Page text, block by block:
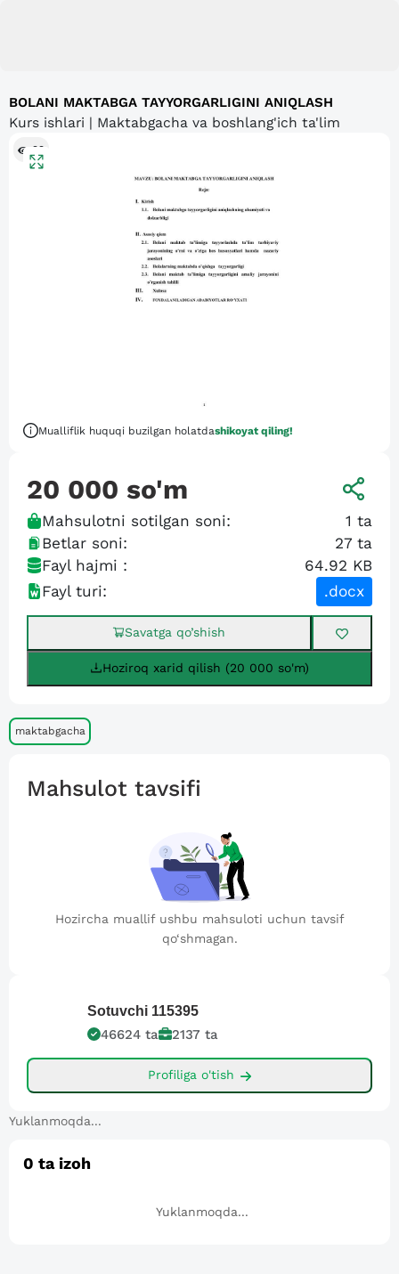
BOLANI MAKTABGA TAYYORGARLIGINI ANIQLASH
Kurs ishlari | Maktabgacha va boshlang'ich ta'lim
99
Mualliflik huquqi buzilgan holatdashikoyat qiling!
20 000 so'm
Mahsulotni sotilgan soni: 1 ta
Betlar soni:
27 ta
Fayl hajmi :
64.92 KB
Fayl turi:
.docx
Savatga qo’shish
Hoziroq xarid qilish (20 000 so'm)
maktabgacha
Mahsulot tavsifi
Hozircha muallif ushbu mahsuloti uchun tavsif
qo‘shmagan.
Sotuvchi 115395
46624 ta 2137 ta
Profiliga o'tish
Yuklanmoqda...
0 ta izoh
Yuklanmoqda...